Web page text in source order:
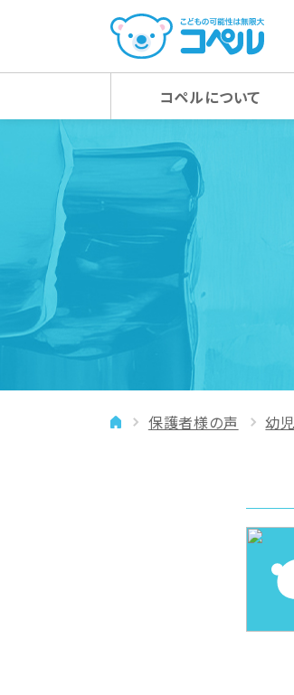
コペルについて
コペルの教育方針
コペルの教育方針 TOP
100%の力を引き出す
心の子育て
潜在能力を引き出す
年齢に合わせた学習法
「やりたい」を引き出す
新着情報
新着情報 TOP
お知らせ
イベント
幼児コース
マタニティクラス
幼児コース
マタニティクラス
幼児教育お役立ち情報
保護者様の声 幼